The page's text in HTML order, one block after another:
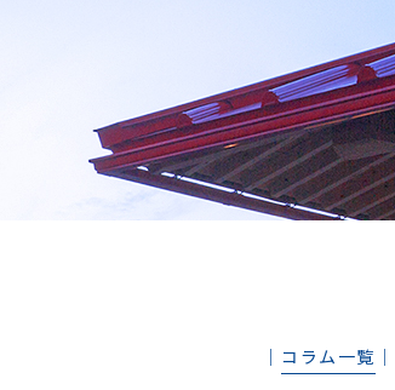
│ コラム一覧 │